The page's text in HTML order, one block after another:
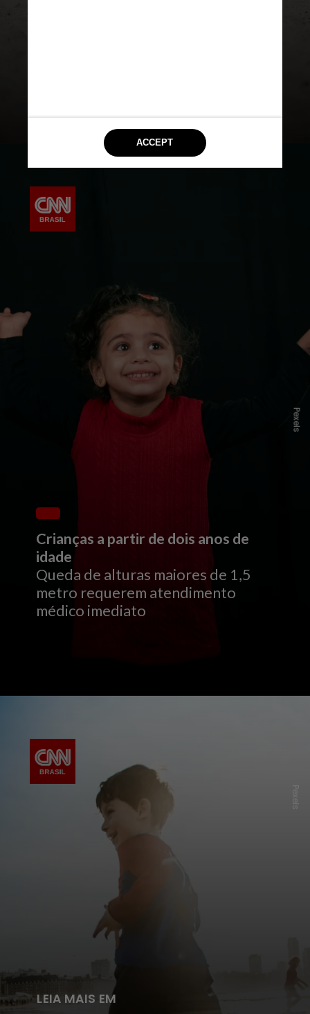
Crianças a partir de dois anos de
Queda de alturas maiores de 1,5
metro requerem atendimento
médico imediato
P
e
x
e
l
s
Pexels
LEIA MAIS EM